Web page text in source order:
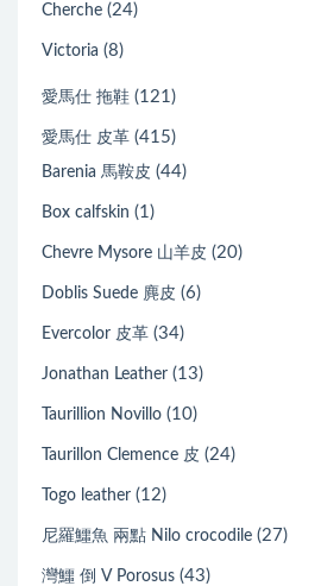
Cherche (24)
Victoria (8)
愛馬仕 拖鞋 (121)
愛馬仕 皮革 (415)
Barenia 馬鞍皮 (44)
Box calfskin (1)
Chevre Mysore 山羊皮 (20)
Doblis Suede 麂皮 (6)
Evercolor 皮革 (34)
Jonathan Leather (13)
Taurillion Novillo (10)
Taurillon Clemence 皮 (24)
Togo leather (12)
尼羅鱷魚 兩點 Nilo crocodile (27)
灣鱷 倒 V Porosus (43)